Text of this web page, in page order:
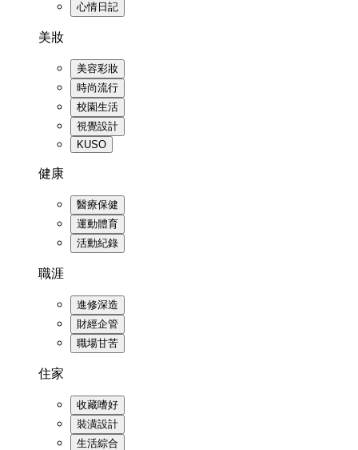
心情日記
美妝
美容彩妝
時尚流行
校園生活
視覺設計
KUSO
健康
醫療保健
運動體育
活動紀錄
職涯
進修深造
財經企管
職場甘苦
住家
收藏嗜好
裝潢設計
生活綜合